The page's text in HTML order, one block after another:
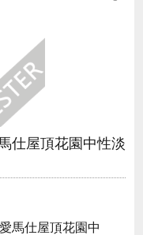
仕屋頂花園中性淡
愛馬仕屋頂花園中